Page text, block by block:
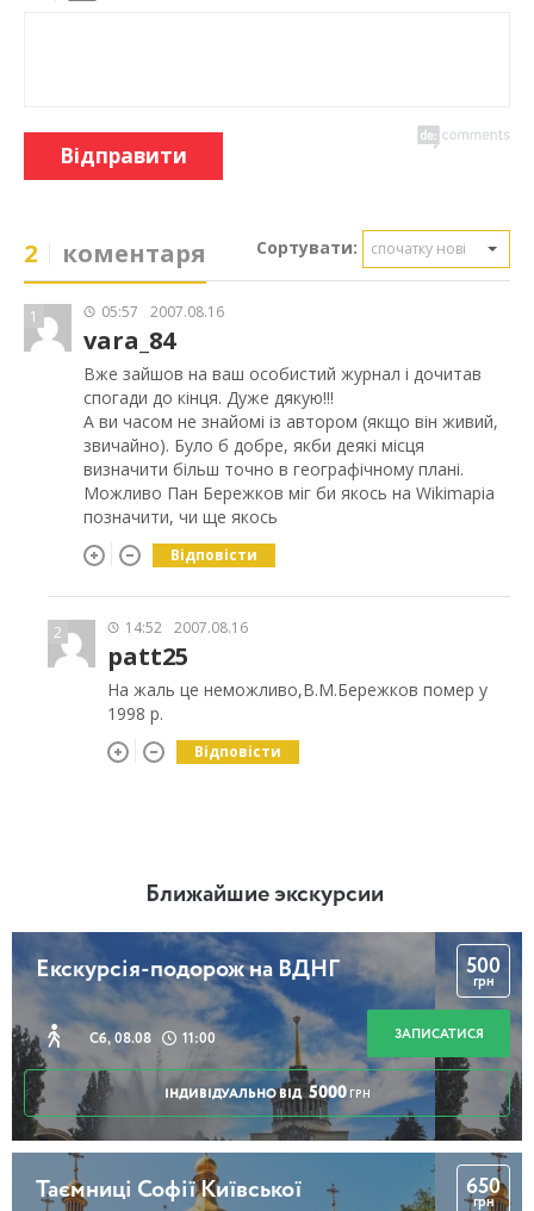
Відправити
2 коментаря Сортувати: спочатку нові
1 05:57 2007.08.16
vara_84
Вже зайшов на ваш особистий журнал і дочитав
спогади до кінця. Дуже дякую!!!
А ви часом не знайомі із автором (якщо він живий,
звичайно). Було б добре, якби деякі місця
визначити більш точно в географічному плані.
Можливо Пан Бережков міг би якось на Wikimapia
позначити, чи ще якось
Відповісти
2 14:52 2007.08.16
patt25
На жаль це неможливо,В.М.Бережков помер у
1998 р.
Відповісти
Ближайшие экскурсии
Екскурсія-подорож на ВДНГ
Сб, 08.08 11:00
500
грн
ЗАПИСАТИСЯ
ІНДИВІДУАЛЬНО ВІД 5000 ГРН
Таємниці Софії Київської 650
грн